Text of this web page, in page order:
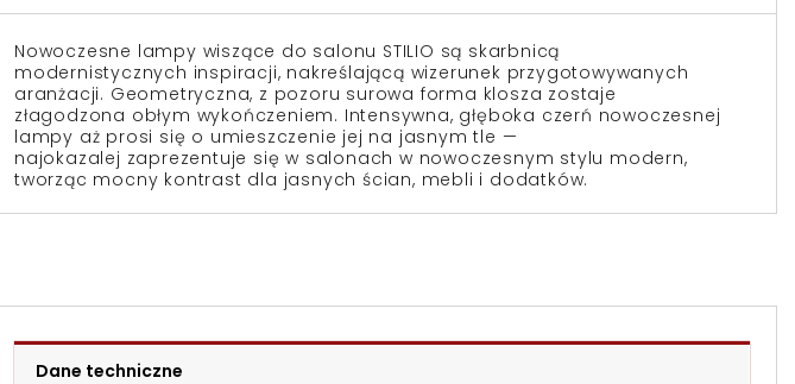
Nowoczesne lampy wiszące do salonu STILIO są skarbnicą
modernistycznych inspiracji, nakreślającą wizerunek przygotowywanych
aranżacji. Geometryczna, z pozoru surowa forma klosza zostaje
złagodzona obłym wykończeniem. Intensywna, głęboka czerń nowoczesnej
lampy aż prosi się o umieszczenie jej na jasnym tle —
najokazalej zaprezentuje się w salonach w nowoczesnym stylu modern,
tworząc mocny kontrast dla jasnych ścian, mebli i dodatków.
Dane techniczne